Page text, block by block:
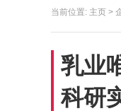
当前位置: 主页 >
乳业
科研